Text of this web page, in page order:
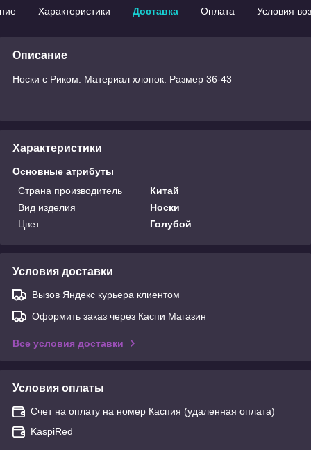
Характеристики Доставка Оплата Условия
Описание
Носки с Риком. Материал хлопок. Размер 36-43
Характеристики
Основные атрибуты
Страна производитель
Китай
Вид изделия
Носки
Цвет
Голубой
Условия доставки
Вызов Яндекс курьера клиентом
Оформить заказ через Каспи Магазин
Все условия доставки
Условия оплаты
Счет на оплату на номер Каспия (удаленная оплата)
KaspiRed